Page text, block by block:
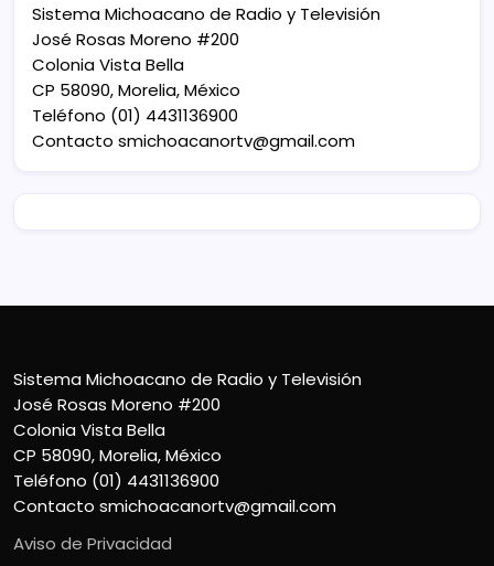
Sistema Michoacano de Radio y Televisión
José Rosas Moreno #200
Colonia Vista Bella
CP 58090, Morelia, México
Teléfono (01) 4431136900
Contacto smichoacanortv@gmail.com
Sistema Michoacano de Radio y Televisión
José Rosas Moreno #200
Colonia Vista Bella
CP 58090, Morelia, México
Teléfono (01) 4431136900
Contacto smichoacanortv@gmail.com
Aviso de Privacidad